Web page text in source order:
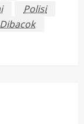
Polisi